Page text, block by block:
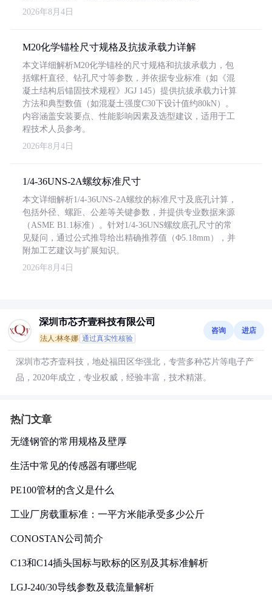
2026年8月4日
M20化学锚栓尺寸规格及抗拔承载力详解
本文详细解析M20化学锚栓的尺寸规格和抗拔承载力，包
括螺杆直径、钻孔尺寸等参数，并依据专业标准（如《混
凝土结构后锚固技术规程》JGJ 145）提供抗拔承载力计算
方法和典型数值（如混凝土强度C30下设计值约80kN）。
内容涵盖安装要点、性能影响因素及选型建议，适用于工
程技术人员参考。
2026年8月4日
1/4-36UNS-2A螺纹标准尺寸
本文详细解析1/4-36UNS-2A螺纹的标准尺寸及底孔计算，
包括外径、螺距、公差等关键参数，并提供专业数据来源
（ASME B1.1标准）。针对1/4-36UNS螺纹底孔尺寸的常
见疑问，通过公式推导给出精确推荐值（Φ5.18mm），并
附加工艺建议与扩展知识。
2026年8月4日
深圳市芯齐壹科技有限公司
法人:林冬娜 通过真实性核验
咨询 进店
深圳市芯齐壹科技，地处福田区华强北，专营多种芯片等电子产
品，2020年成立，专业权威，经验丰富，技术精湛。
热门文章
无缝钢管的常用规格及壁厚
生活中常见的传感器有哪些呢
PE100管材的含义是什么
工业厂房载重标准：一平方米能承受多少公斤
CONOSTAN公司简介
C13和C14插头国标与欧标的区别及其标准解析
LGJ-240/30导线参数及载流量解析